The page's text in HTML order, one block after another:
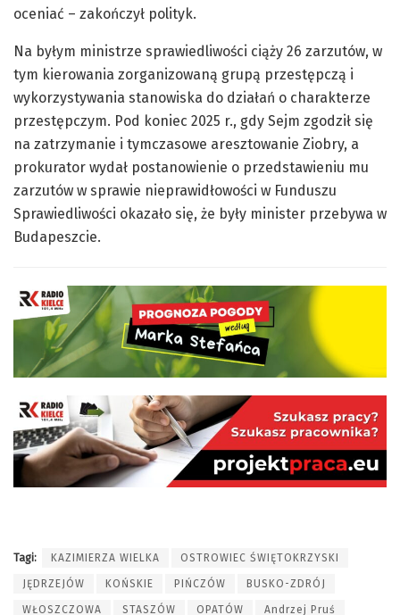
oceniać – zakończył polityk.
Na byłym ministrze sprawiedliwości ciąży 26 zarzutów, w
tym kierowania zorganizowaną grupą przestępczą i
wykorzystywania stanowiska do działań o charakterze
przestępczym. Pod koniec 2025 r., gdy Sejm zgodził się
na zatrzymanie i tymczasowe aresztowanie Ziobry, a
prokurator wydał postanowienie o przedstawieniu mu
zarzutów w sprawie nieprawidłowości w Funduszu
Sprawiedliwości okazało się, że były minister przebywa w
Budapeszcie.
Tagi: KAZIMIERZA WIELKA OSTROWIEC ŚWIĘTOKRZYSKI
JĘDRZEJÓW KOŃSKIE PIŃCZÓW BUSKO-ZDRÓJ
WŁOSZCZOWA STASZÓW OPATÓW Andrzej Pruś